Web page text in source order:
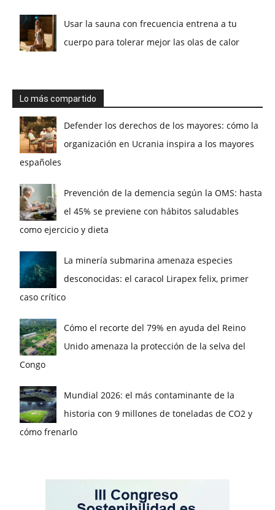
Usar la sauna con frecuencia entrena a tu
cuerpo para tolerar mejor las olas de calor
Lo más compartido
Defender los derechos de los mayores: cómo la
organización en Ucrania inspira a los mayores
españoles
Prevención de la demencia según la OMS: hasta
el 45% se previene con hábitos saludables
como ejercicio y dieta
La minería submarina amenaza especies
desconocidas: el caracol Lirapex felix, primer
caso crítico
Cómo el recorte del 79% en ayuda del Reino
Unido amenaza la protección de la selva del
Congo
Mundial 2026: el más contaminante de la
historia con 9 millones de toneladas de CO2 y
cómo frenarlo